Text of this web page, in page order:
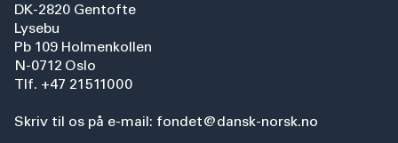
DK-2820 Gentofte
Lysebu
Pb 109 Holmenkollen
N-0712 Oslo
Tlf. +47 21511000
Skriv til os på e-mail: fondet@dansk-norsk.no